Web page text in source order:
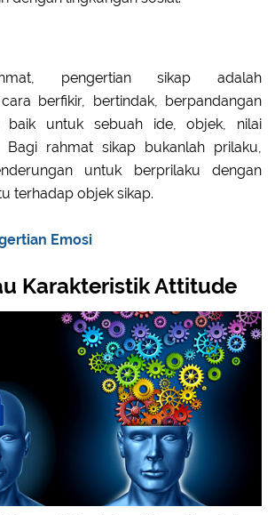
pengertian sikap adalah
berfikir, bertindak, berpandangan
baik untuk sebuah ide, objek, nilai
Bagi rahmat sikap bukanlah prilaku,
untuk berprilaku dengan
terhadap objek sikap.
Emosi
Karakteristik Attitude